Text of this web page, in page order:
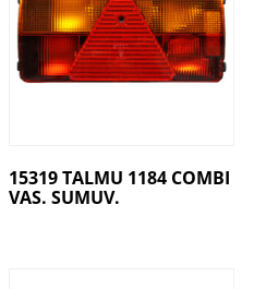
15319 TALMU 1184 COMBI
VAS. SUMUV.